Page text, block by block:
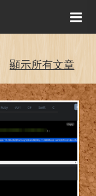
顯示所有文章